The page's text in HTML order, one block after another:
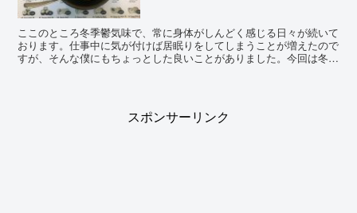
ここのところ冬季鬱気味で、常に身体がしんどく感じる日々が続いて
おります。仕事中に気が付けば居眠りをしてしまうことが増えたので
すが、そんな僕にもちょっとした良いことがありました。今回は冬の
スポンサーリンク